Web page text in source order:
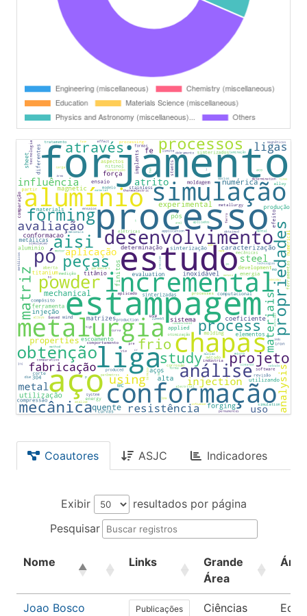
Coautores ASJC Indicadores
Exibir
resultados por página
Pesquisar
Nome Links
Grande
Área
Área
Joao Bosco
Publicações
Ciências